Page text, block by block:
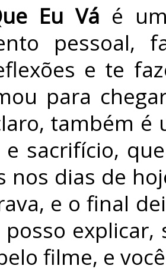
Eu Vá é
pessoal,
e te
para
também
sacrifício,
nos dias de
e o final
explicar,
filme, e